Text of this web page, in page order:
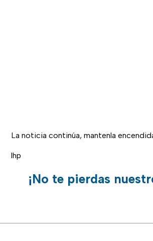
La noticia continúa, mantenla
lhp
¡No te pierdas